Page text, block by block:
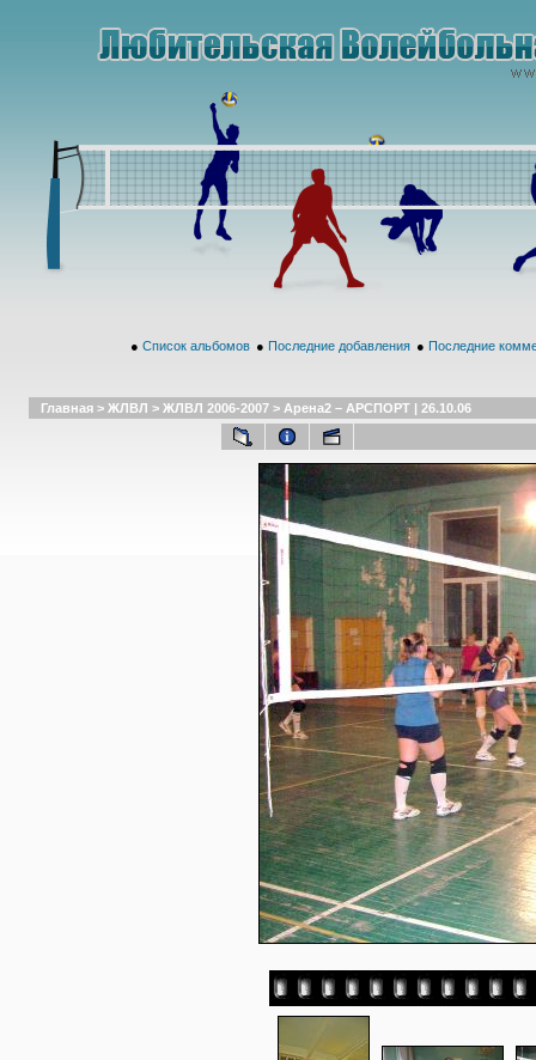
● Список альбомов ● Последние добавления ● Последние
Главная > ЖЛВЛ > ЖЛВЛ 2006-2007 > Арена2 – АРСПОРТ | 26.10.06